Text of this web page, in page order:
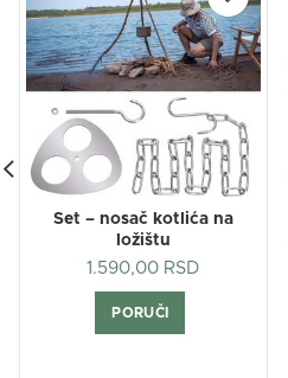
Set – nosač kotlića na
ložištu
1.590,00 RSD
PORUČI